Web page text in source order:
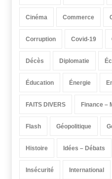
Cinéma Commerce
Corruption Covid-19
Décès Diplomatie
Éducation Énergie
FAITS DIVERS Finance –
Flash Géopolitique
Histoire Idées – Débats
Insécurité International